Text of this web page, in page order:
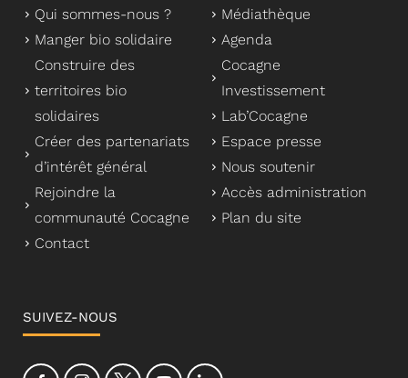
Qui sommes-nous ?
Manger bio solidaire
Construire des
territoires bio
solidaires
Créer des partenariats
d’intérêt général
Rejoindre la
communauté Cocagne
Contact
Médiathèque
Agenda
Cocagne
Investissement
Lab’Cocagne
Espace presse
Nous soutenir
Accès administration
Plan du site
SUIVEZ-NOUS